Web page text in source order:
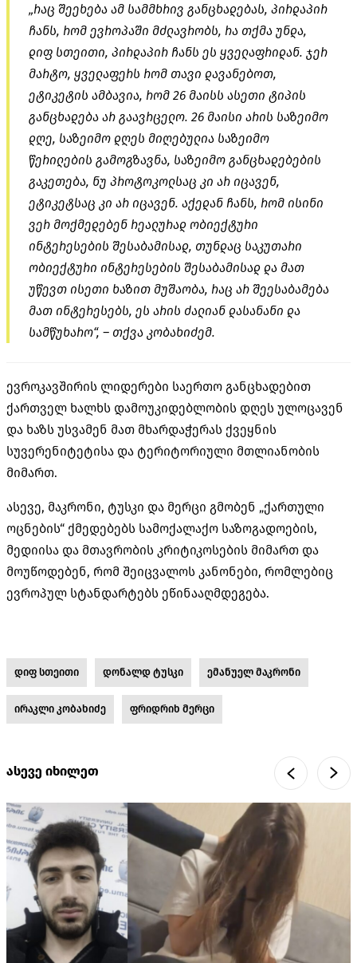
„რაც შეეხება ამ სამმხრივ განცხადებას, პირდაპირ
ჩანს, რომ ევროპაში მძლავრობს, რა თქმა უნდა,
დიფ სთეითი, პირდაპირ ჩანს ეს ყველაფრიდან. ჯერ
მარტო, ყველაფერს რომ თავი დავანებოთ,
ეტიკეტის ამბავია, რომ 26 მაისს ასეთი ტიპის
განცხადება არ გაავრცელო. 26 მაისი არის საზეიმო
დღე, საზეიმო დღეს მიღებულია საზეიმო
წერილების გამოგზავნა, საზეიმო განცხადებების
გაკეთება, ნუ პროტოკოლსაც კი არ იცავენ,
ეტიკეტსაც კი არ იცავენ. აქედან ჩანს, რომ ისინი
ვერ მოქმედებენ რეალურად ობიექტური
ინტერესების შესაბამისად, თუნდაც საკუთარი
ობიექტური ინტერესების შესაბამისად და მათ
უწევთ ისეთი ხაზით მუშაობა, რაც არ შეესაბამება
მათ ინტერესებს, ეს არის ძალიან დასანანი და
სამწუხარო“, – თქვა კობახიძემ.
ევროკავშირის ლიდერები საერთო განცხადებით
ქართველ ხალხს დამოუკიდებლობის დღეს ულოცავენ
და ხაზს უსვამენ მათ მხარდაჭერას ქვეყნის
სუვერენიტეტისა და ტერიტორიული მთლიანობის
მიმართ.
ასევე, მაკრონი, ტუსკი და მერცი გმობენ „ქართული
ოცნების“ ქმედებებს სამოქალაქო საზოგადოების,
მედიისა და მთავრობის კრიტიკოსების მიმართ და
მოუწოდებენ, რომ შეიცვალოს კანონები, რომლებიც
ევროპულ სტანდარტებს ეწინააღმდეგება.
დიფ სთეითი დონალდ ტუსკი ემანუელ მაკრონი
ირაკლი კობახიძე ფრიდრიხ მერცი
ასევე იხილეთ